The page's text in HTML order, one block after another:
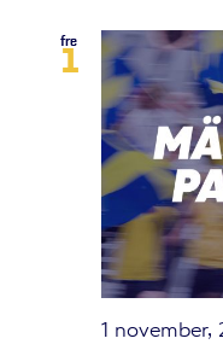
fre
1
1 november,